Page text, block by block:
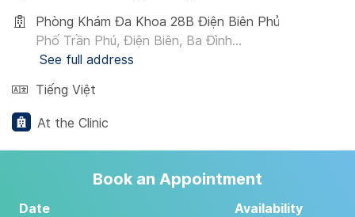
Phòng Khám Đa Khoa 28B Điện Biên Phủ
Phố Trần Phú, Điện Biên, Ba Đình...
See full address
Tiếng Việt
At the Clinic
Book an Appointment
Date Availability